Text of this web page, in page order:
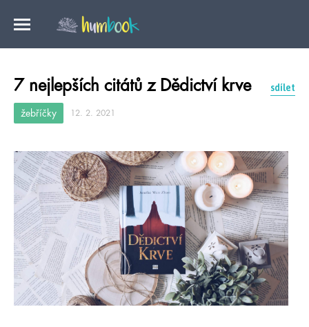
7 nejlepších citátů z Dědictví krve sdílet
žebříčky 12. 2. 2021